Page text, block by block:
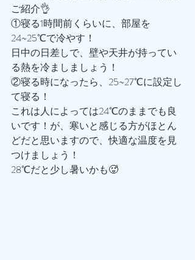
ご紹介👌
①寝る1時間前くらいに、部屋を
24~25℃で冷やす！
日中の日差しで、壁や天井が持ってい
る熱を冷ましましょう！
②寝る時になったら、25~27℃に設定し
て寝る！
これは人によっては24℃のままでも良
いです！が、寒いと感じる方がほとん
どだと思いますので、快適な温度を見
つけましょう！
28℃だと少し暑いかも🥵